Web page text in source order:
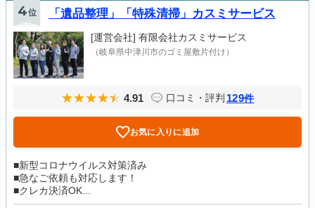
4位 「遺品整理」「特殊清掃」カスミサービス
[運営会社] 有限会社カスミサービス
（岐阜県中津川市のゴミ屋敷片付け）
4.91 口コミ・評判 129件
お気に入りに追加
■新型コロナウイルス対策済み
■急なご依頼も対応します！
■クレカ決済OK...